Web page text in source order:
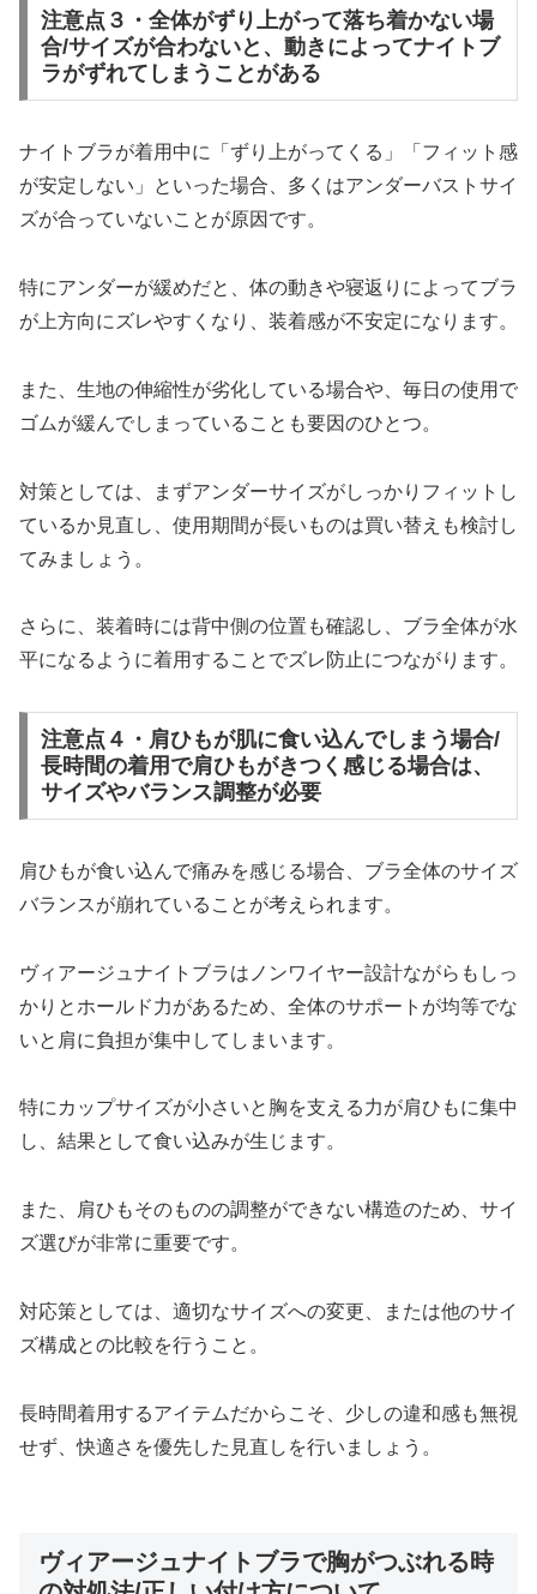
注意点３・全体がずり上がって落ち着かない場
合/サイズが合わないと、動きによってナイトブ
ラがずれてしまうことがある
ナイトブラが着用中に「ずり上がってくる」「フィット感
が安定しない」といった場合、多くはアンダーバストサイ
ズが合っていないことが原因です。
特にアンダーが緩めだと、体の動きや寝返りによってブラ
が上方向にズレやすくなり、装着感が不安定になります。
また、生地の伸縮性が劣化している場合や、毎日の使用で
ゴムが緩んでしまっていることも要因のひとつ。
対策としては、まずアンダーサイズがしっかりフィットし
ているか見直し、使用期間が長いものは買い替えも検討し
てみましょう。
さらに、装着時には背中側の位置も確認し、ブラ全体が水
平になるように着用することでズレ防止につながります。
注意点４・肩ひもが肌に食い込んでしまう場合/
長時間の着用で肩ひもがきつく感じる場合は、
サイズやバランス調整が必要
肩ひもが食い込んで痛みを感じる場合、ブラ全体のサイズ
バランスが崩れていることが考えられます。
ヴィアージュナイトブラはノンワイヤー設計ながらもしっ
かりとホールド力があるため、全体のサポートが均等でな
いと肩に負担が集中してしまいます。
特にカップサイズが小さいと胸を支える力が肩ひもに集中
し、結果として食い込みが生じます。
また、肩ひもそのものの調整ができない構造のため、サイ
ズ選びが非常に重要です。
対応策としては、適切なサイズへの変更、または他のサイ
ズ構成との比較を行うこと。
長時間着用するアイテムだからこそ、少しの違和感も無視
せず、快適さを優先した見直しを行いましょう。
ヴィアージュナイトブラで胸がつぶれる時